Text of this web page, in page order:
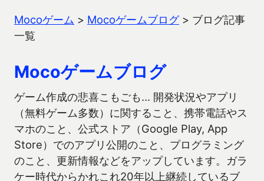
Mocoゲーム > Mocoゲームブログ> ブログ記事
一覧
Mocoゲームブログ
ゲーム作成の悲喜こもごも… 開発状況やアプリ
（無料ゲーム多数）に関すること、携帯電話やス
マホのこと、公式ストア（Google Play, App
Store）でのアプリ公開のこと、プログラミング
のこと、更新情報などをアップしています。ガラ
ケー時代からかれこれ20年以上継続しているブ